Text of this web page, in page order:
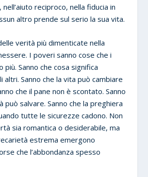
reciproco, nella fiducia in
altro prende sul serio la sua vita.
verità più dimenticate nella
I poveri sanno cose che i
più. Sanno che cosa significa
altri. Sanno che la vita può cambiare
che il pane non è scontato. Sanno
può salvare. Sanno che la preghiera
tutte le sicurezze cadono. Non
sia romantica o desiderabile, ma
estrema emergono
che l’abbondanza spesso